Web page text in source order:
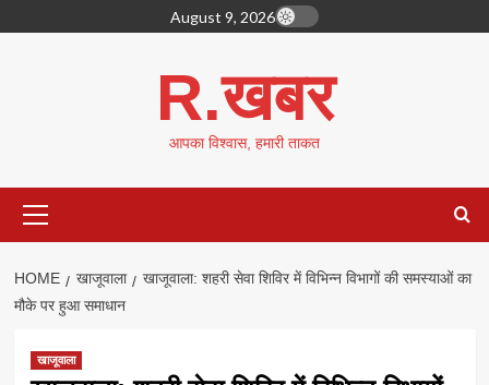
to
August 9, 2026
R.खबर
आपका विश्वास, हमारी ताकत
Menu
HOME खाजूवाला
खाजूवाला: शहरी सेवा शिविर में विभिन्न विभागों की समस्याओं का
मौके पर हुआ समाधान
खाजूवाला